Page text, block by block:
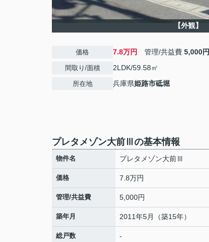
【外観】
価格 7.8万円 管理/共益費 5,000円
間取り/面積 2LDK/59.58㎡
所在地 兵庫県姫路市砥堀
プレタメゾン大前Ⅲの基本情報
物件名 プレタメゾン大前Ⅲ
価格 7.8万円
管理/共益費 5,000円
築年月 2011年5月（築15年）
総戸数 -